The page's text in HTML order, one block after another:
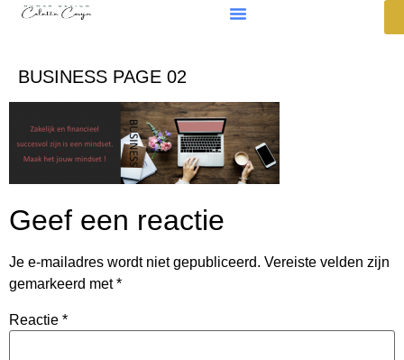
BUSINESS PAGE 02
Geef een reactie
Je e-mailadres wordt niet gepubliceerd. Vereiste velden zijn
gemarkeerd met*
Reactie *